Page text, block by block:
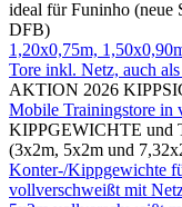
ideal für Funinho (neue
DFB)
1,20x0,75m,
Tore inkl. Netz, auch
AKTION 2026
Mobile Trainingstore in
KIPPGEWICHTE und
(3x2m, 5x2m und
Konter-/Kippgewichte
vollverschweißt mit